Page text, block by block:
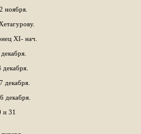
ноября.
XI- нач.
декабря.
и 31